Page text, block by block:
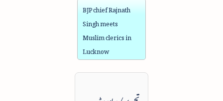
BJP chief Rajnath
Singh meets
Muslim clerics in
Lucknow